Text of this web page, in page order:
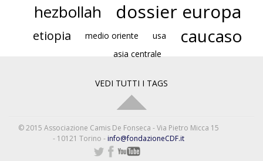
hezbollah dossier europa
etiopia medio oriente usa caucaso
asia centrale
VEDI TUTTI I TAGS
© 2015 Associazione Camis De Fonseca - Via Pietro Micca 15
- 10121 Torino - info@fondazioneCDF.it